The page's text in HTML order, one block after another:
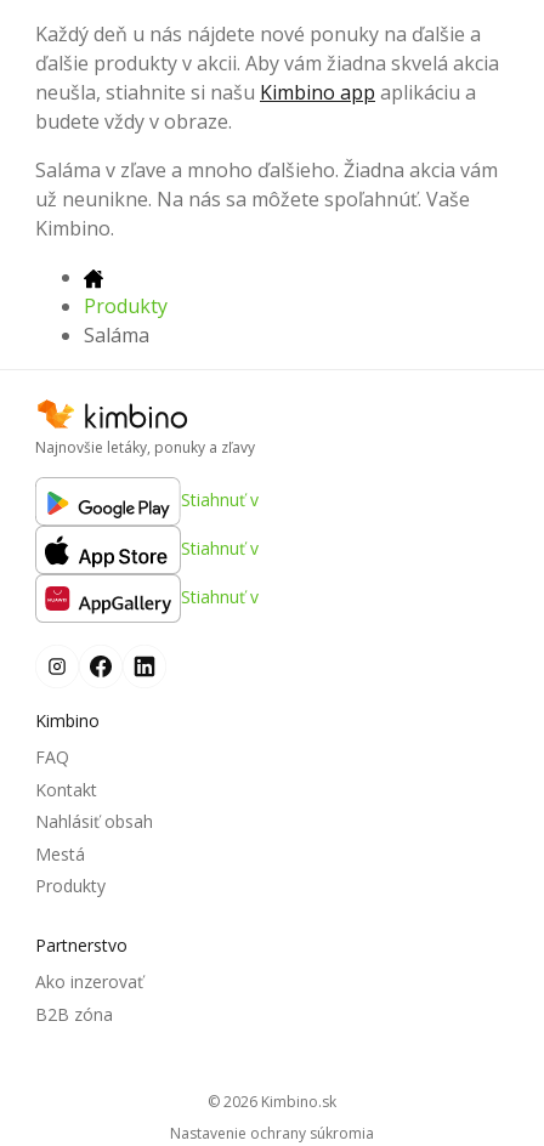
Každý deň u nás nájdete nové ponuky na ďalšie a
ďalšie produkty v akcii. Aby vám žiadna skvelá akcia
neušla, stiahnite si našu Kimbino app aplikáciu a
budete vždy v obraze.
Saláma v zľave a mnoho ďalšieho. Žiadna akcia vám
už neunikne. Na nás sa môžete spoľahnúť. Vaše
Kimbino.
Produkty
Saláma
Najnovšie letáky, ponuky a zľavy
Stiahnuť v
Stiahnuť v
Stiahnuť v
Kimbino
FAQ
Kontakt
Nahlásiť obsah
Mestá
Produkty
Partnerstvo
Ako inzerovať
B2B zóna
© 2026
kimbino.sk
Nastavenie ochrany súkromia